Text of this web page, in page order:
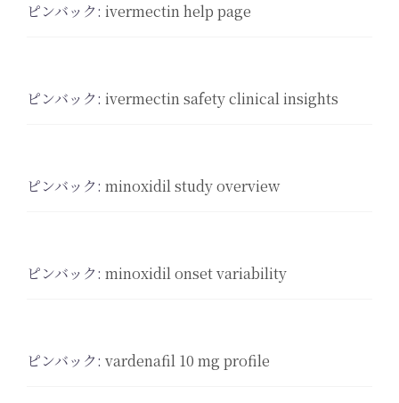
ピンバック: ivermectin help page
ピンバック: ivermectin safety clinical insights
ピンバック: minoxidil study overview
ピンバック: minoxidil onset variability
ピンバック: vardenafil 10 mg profile